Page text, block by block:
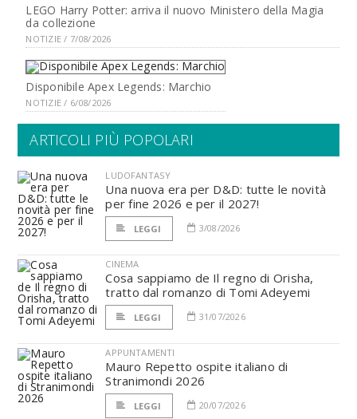
LEGO Harry Potter: arriva il nuovo Ministero della Magia
da collezione
NOTIZIE / 7/08/2026
Disponibile Apex Legends: Marchio
NOTIZIE / 6/08/2026
ARTICOLI PIÙ POPOLARI
LUDOFANTASY
Una nuova era per D&D: tutte le novità
per fine 2026 e per il 2027!
LEGGI 3/08/2026
CINEMA
Cosa sappiamo de Il regno di Orisha,
tratto dal romanzo di Tomi Adeyemi
LEGGI 31/07/2026
APPUNTAMENTI
Mauro Repetto ospite italiano di
Stranimondi 2026
LEGGI 20/07/2026